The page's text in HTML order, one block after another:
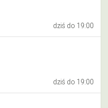
dziś do 19:00
dziś do 19:00